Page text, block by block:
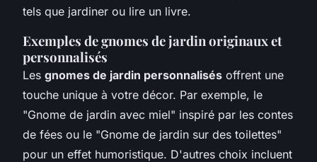
tels que jardiner ou lire un livre.
Exemples de gnomes de jardin originaux et
personnalisés
Les gnomes de jardin personnalisés offrent une
touche unique à votre décor. Par exemple, le
"Gnome de jardin avec miel" inspiré par les contes
de fées ou le "Gnome de jardin sur des toilettes"
pour un effet humoristique. D'autres choix incluent